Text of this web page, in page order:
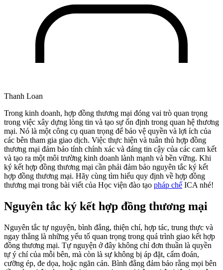
Thanh Loan
Trong kinh doanh, hợp đồng thương mại đóng vai trò quan trọng
trong việc xây dựng lòng tin và tạo sự ổn định trong quan hệ thương
mại. Nó là một công cụ quan trọng để bảo vệ quyền và lợi ích của
các bên tham gia giao dịch. Việc thực hiện và tuân thủ hợp đồng
thương mại đảm bảo tính chính xác và đáng tin cậy của các cam kết
và tạo ra một môi trường kinh doanh lành mạnh và bền vững. Khi
ký kết hợp đồng thương mại cần phải đảm bảo nguyên tắc ký kết
hợp đồng thương mại. Hãy cùng tìm hiểu quy định về hợp đồng
thương mại trong bài viết của Học viện đào tạo pháp chế ICA nhé!
Nguyên tắc ký kết hợp đồng thương mại
Nguyên tắc tự nguyện, bình đẳng, thiện chí, hợp tác, trung thực và
ngay thẳng là những yếu tố quan trọng trong quá trình giao kết hợp
đồng thương mại. Tự nguyện ở đây không chỉ đơn thuần là quyền
tự ý chí của mỗi bên, mà còn là sự không bị áp đặt, cấm đoán,
cưỡng ép, đe dọa, hoặc ngăn cản. Bình đẳng đảm bảo rằng mọi bên